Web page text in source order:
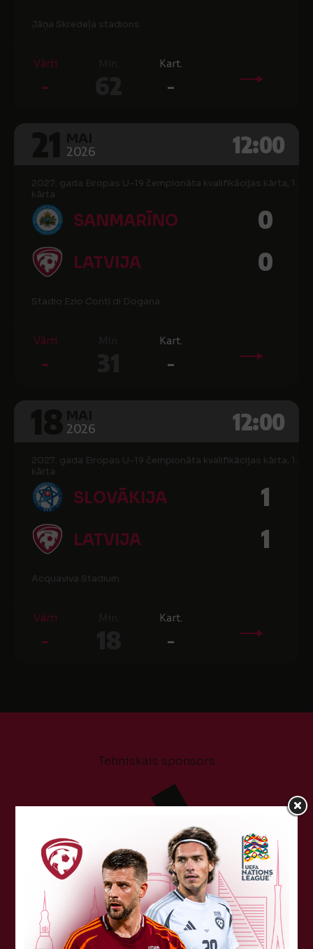
Jāņa Skredeļa stadions
Vārti
-
Kart.
-
2026 12:00
2027. gada Eiropas U-19 čempionāta kvalifikācijas kārta, 1.
kārta
SANMARĪNO 0
LATVIJA 0
Stadio Ezio Conti di Dogana
Vārti
-
Kart.
-
2026 12:00
2027. gada Eiropas U-19 čempionāta kvalifikācijas kārta, 1.
kārta
SLOVĀKIJA 1
LATVIJA 1
Acquaviva Stadium
Vārti
-
Kart.
-
Tehniskais sponsors